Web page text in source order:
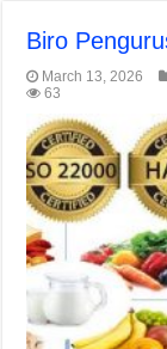
Biro
March 13, 2026
63